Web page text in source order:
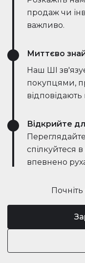
продаж чи
важливо.
Миттєво
Наш ШІ
покупцями,
Відкрийте
спілкуйтеся
впевнено